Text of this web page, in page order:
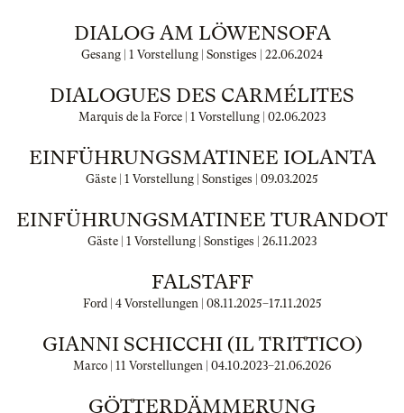
DIALOG AM LÖWENSOFA
Gesang | 1 Vorstellung | Sonstiges | 22.06.2024
DIALOGUES DES CARMÉLITES
Marquis de la Force | 1 Vorstellung | 02.06.2023
EINFÜHRUNGSMATINEE IOLANTA
Gäste | 1 Vorstellung | Sonstiges | 09.03.2025
EINFÜHRUNGSMATINEE TURANDOT
Gäste | 1 Vorstellung | Sonstiges | 26.11.2023
FALSTAFF
Ford | 4 Vorstellungen | 08.11.2025–17.11.2025
GIANNI SCHICCHI (IL TRITTICO)
Marco | 11 Vorstellungen | 04.10.2023–21.06.2026
GÖTTERDÄMMERUNG